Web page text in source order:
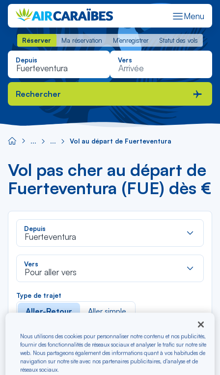
Menu
Réserver Ma réservation M'enregistrer Statut des vols
Réserver Ma réservation M'enregistrer Statut des vols
Depuis Vers
Rechercher
Vol au départ de Fuerteventura
Vol pas cher au départ de
Fuerteventura (FUE) dès €
Depuis
Fuerteventura
Vers
Pour aller vers
Type de trajet
Aller-Retour Aller simple
Filtrer Vider
AOÛ 2026
Nous utilisons des cookies pour personnaliser notre contenu et nos publicités,
fournir des fonctionnalités de réseaux sociaux et analyser le trafic sur notre site
web. Nous partageons également des informations quant à vos habitudes de
navigation sur notre site avec nos partenaires publicitaires, d'analyse et de
réseaux sociaux.